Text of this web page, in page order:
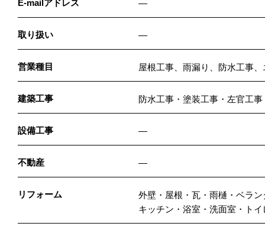
E-mailアドレス ―
取り扱い ―
営業種目 屋根工事、雨漏り、防水工事
建築工事 防水工事・塗装工事・左官工
設備工事 ―
不動産 ―
リフォーム
外壁・屋根・瓦・雨樋・ベラ
キッチン・浴室・洗面室・トイ